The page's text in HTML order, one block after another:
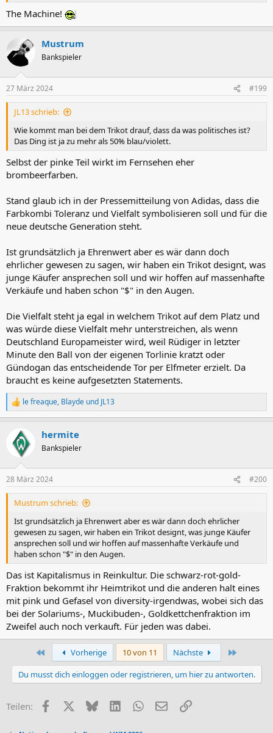
The Machine!
Mustrum
Bankspieler
27 März 2024 #199
JL13 schrieb:
Wie kommt man bei dem Trikot drauf, dass da was politisches ist?
Das Ding ist ja zu mehr als 50% blau/violett.
Selbst der pinke Teil wirkt im Fernsehen eher
brombeerfarben.
Stand glaub ich in der Pressemitteilung von Adidas, dass die
Farbkombi Toleranz und Vielfalt symbolisieren soll und für die
neue deutsche Generation steht.
Ist grundsätzlich ja Ehrenwert aber es wär dann doch
ehrlicher gewesen zu sagen, wir haben ein Trikot designt, was
junge Käufer ansprechen soll und wir hoffen auf massenhafte
Verkäufe und haben schon "$" in den Augen.
Die Vielfalt steht ja egal in welchem Trikot auf dem Platz und
was würde diese Vielfalt mehr unterstreichen, als wenn
Deutschland Europameister wird, weil Rüdiger in letzter
Minute den Ball von der eigenen Torlinie kratzt oder
Gündogan das entscheidende Tor per Elfmeter erzielt. Da
braucht es keine aufgesetzten Statements.
R
e
t
n
e
n
le freaque, Blayde und JL13
hermite
Bankspieler
28 März 2024 #200
Mustrum schrieb:
Ist grundsätzlich ja Ehrenwert aber es wär dann doch ehrlicher
gewesen zu sagen, wir haben ein Trikot designt, was junge Käufer
ansprechen soll und wir hoffen auf massenhafte Verkäufe und
haben schon "$" in den Augen.
Das ist Kapitalismus in Reinkultur. Die schwarz-rot-gold-
Fraktion bekommt ihr Heimtrikot und die anderen halt eines
mit pink und Gefasel von diversity-irgendwas, wobei sich das
bei der Solariums-, Muckibuden-, Goldkettchenfraktion im
Zweifel auch noch verkauft. Für jeden was dabei.
Erste Vorherige 10 von 11 Nächste
Du musst dich einloggen oder registrieren, um hier zu antworten.
Teilen: FacebookX (Twitter)
BlueskyLinkedInWhatsApp
E-MailLink